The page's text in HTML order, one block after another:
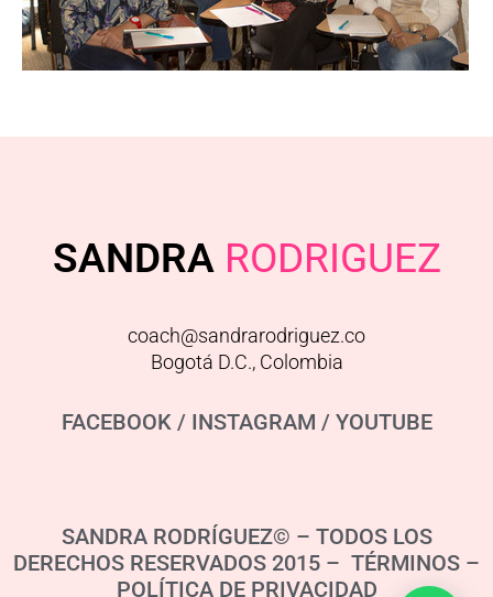
SANDRA RODRIGUEZ
coach@sandrarodriguez.co
Bogotá D.C., Colombia
FACEBOOK/ INSTAGRAM / YOUTUBE
SANDRA RODRÍGUEZ© – TODOS LOS
DERECHOS RESERVADOS 2015 – TÉRMINOS –
POLÍTICA DE PRIVACIDAD